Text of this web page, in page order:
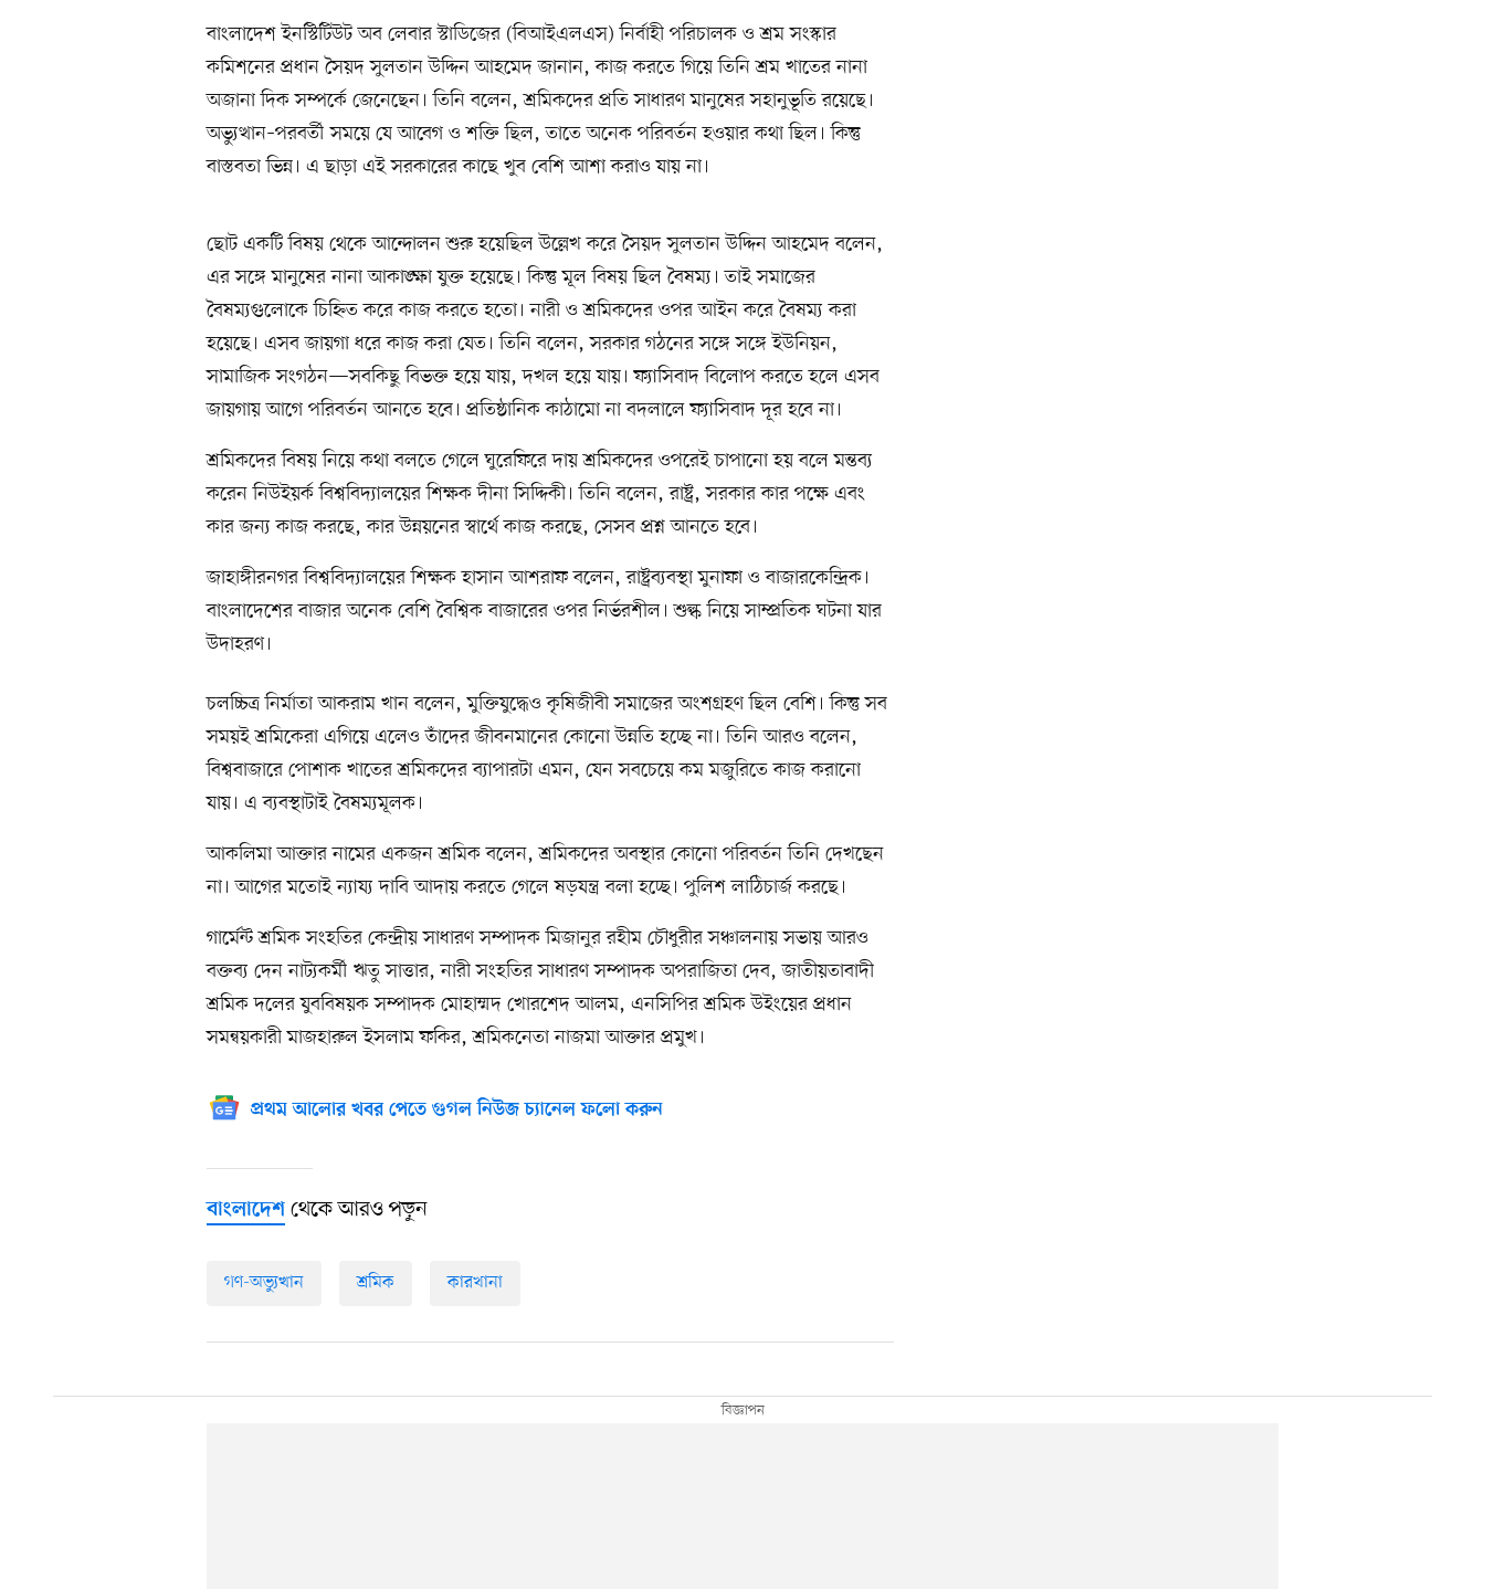
বাংলাদেশ ইনস্টিটিউট অব লেবার স্টাডিজের (বিআইএলএস) নির্বাহী পরিচালক ও শ্রম সংস্কার
কমিশনের প্রধান সৈয়দ সুলতান উদ্দিন আহমেদ জানান, কাজ করতে গিয়ে তিনি শ্রম খাতের নানা
অজানা দিক সম্পর্কে জেনেছেন। তিনি বলেন, শ্রমিকদের প্রতি সাধারণ মানুষের সহানুভূতি রয়েছে।
অভ্যুত্থান–পরবর্তী সময়ে যে আবেগ ও শক্তি ছিল, তাতে অনেক পরিবর্তন হওয়ার কথা ছিল। কিন্তু
বাস্তবতা ভিন্ন। এ ছাড়া এই সরকারের কাছে খুব বেশি আশা করাও যায় না।
ছোট একটি বিষয় থেকে আন্দোলন শুরু হয়েছিল উল্লেখ করে সৈয়দ সুলতান উদ্দিন আহমেদ বলেন,
এর সঙ্গে মানুষের নানা আকাঙ্ক্ষা যুক্ত হয়েছে। কিন্তু মূল বিষয় ছিল বৈষম্য। তাই সমাজের
বৈষম্যগুলোকে চিহ্নিত করে কাজ করতে হতো। নারী ও শ্রমিকদের ওপর আইন করে বৈষম্য করা
হয়েছে। এসব জায়গা ধরে কাজ করা যেত। তিনি বলেন, সরকার গঠনের সঙ্গে সঙ্গে ইউনিয়ন,
সামাজিক সংগঠন—সবকিছু বিভক্ত হয়ে যায়, দখল হয়ে যায়। ফ্যাসিবাদ বিলোপ করতে হলে এসব
জায়গায় আগে পরিবর্তন আনতে হবে। প্রতিষ্ঠানিক কাঠামো না বদলালে ফ্যাসিবাদ দূর হবে না।
শ্রমিকদের বিষয় নিয়ে কথা বলতে গেলে ঘুরেফিরে দায় শ্রমিকদের ওপরেই চাপানো হয় বলে মন্তব্য
করেন নিউইয়র্ক বিশ্ববিদ্যালয়ের শিক্ষক দীনা সিদ্দিকী। তিনি বলেন, রাষ্ট্র, সরকার কার পক্ষে এবং
কার জন্য কাজ করছে, কার উন্নয়নের স্বার্থে কাজ করছে, সেসব প্রশ্ন আনতে হবে।
জাহাঙ্গীরনগর বিশ্ববিদ্যালয়ের শিক্ষক হাসান আশরাফ বলেন, রাষ্ট্রব্যবস্থা মুনাফা ও বাজারকেন্দ্রিক।
বাংলাদেশের বাজার অনেক বেশি বৈশ্বিক বাজারের ওপর নির্ভরশীল। শুল্ক নিয়ে সাম্প্রতিক ঘটনা যার
উদাহরণ।
চলচ্চিত্র নির্মাতা আকরাম খান বলেন, মুক্তিযুদ্ধেও কৃষিজীবী সমাজের অংশগ্রহণ ছিল বেশি। কিন্তু সব
সময়ই শ্রমিকেরা এগিয়ে এলেও তাঁদের জীবনমানের কোনো উন্নতি হচ্ছে না। তিনি আরও বলেন,
বিশ্ববাজারে পোশাক খাতের শ্রমিকদের ব্যাপারটা এমন, যেন সবচেয়ে কম মজুরিতে কাজ করানো
যায়। এ ব্যবস্থাটাই বৈষম্যমূলক।
আকলিমা আক্তার নামের একজন শ্রমিক বলেন, শ্রমিকদের অবস্থার কোনো পরিবর্তন তিনি দেখছেন
না। আগের মতোই ন্যায্য দাবি আদায় করতে গেলে ষড়যন্ত্র বলা হচ্ছে। পুলিশ লাঠিচার্জ করছে।
গার্মেন্ট শ্রমিক সংহতির কেন্দ্রীয় সাধারণ সম্পাদক মিজানুর রহীম চৌধুরীর সঞ্চালনায় সভায় আরও
বক্তব্য দেন নাট্যকর্মী ঋতু সাত্তার, নারী সংহতির সাধারণ সম্পাদক অপরাজিতা দেব, জাতীয়তাবাদী
শ্রমিক দলের যুববিষয়ক সম্পাদক মোহাম্মদ খোরশেদ আলম, এনসিপির শ্রমিক উইংয়ের প্রধান
সমন্বয়কারী মাজহারুল ইসলাম ফকির, শ্রমিকনেতা নাজমা আক্তার প্রমুখ।
প্রথম আলোর খবর পেতে গুগল নিউজ চ্যানেল ফলো করুন
বাংলাদেশ থেকে আরও পড়ুন
গণ-অভ্যুত্থান শ্রমিক কারখানা